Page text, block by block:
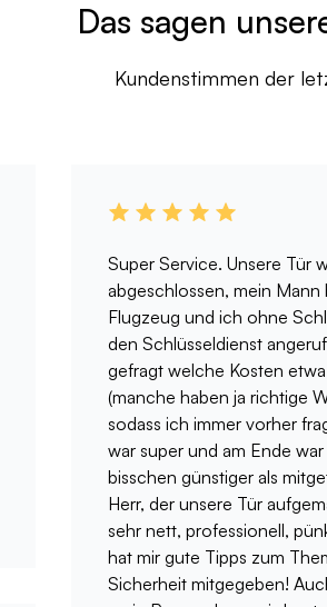
Das sagen
Kundenstimmen der
Super Service. Unsere Tür
abgeschlossen, mein Mann
Flugzeug und ich ohne
den Schlüsseldienst
gefragt welche Kosten
(manche haben ja richtige
sodass ich immer vorher
war super und am Ende
bisschen günstiger als
Herr, der unsere Tür
sehr nett, professionell,
hat mir gute Tipps zum
Sicherheit mitgegeben!